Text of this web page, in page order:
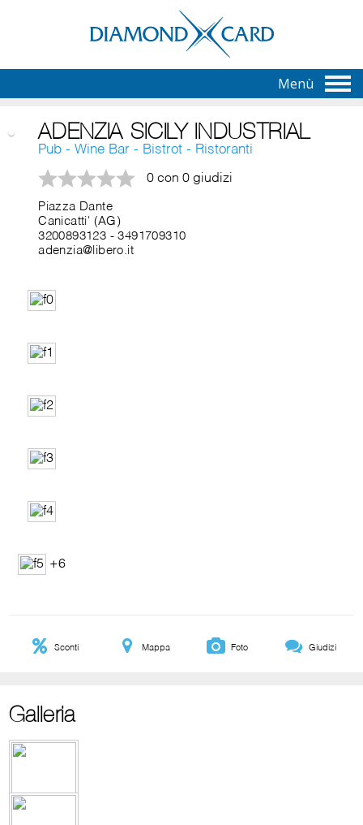
Menù
ADENZIA SICILY INDUSTRIAL
Pub - Wine Bar - Bistrot - Ristoranti
0 con 0 giudizi
Piazza Dante
Canicatti' (AG)
3200893123 -3491709310
adenzia@libero.it
+6
Sconti Mappa Foto Giudizi
Galleria